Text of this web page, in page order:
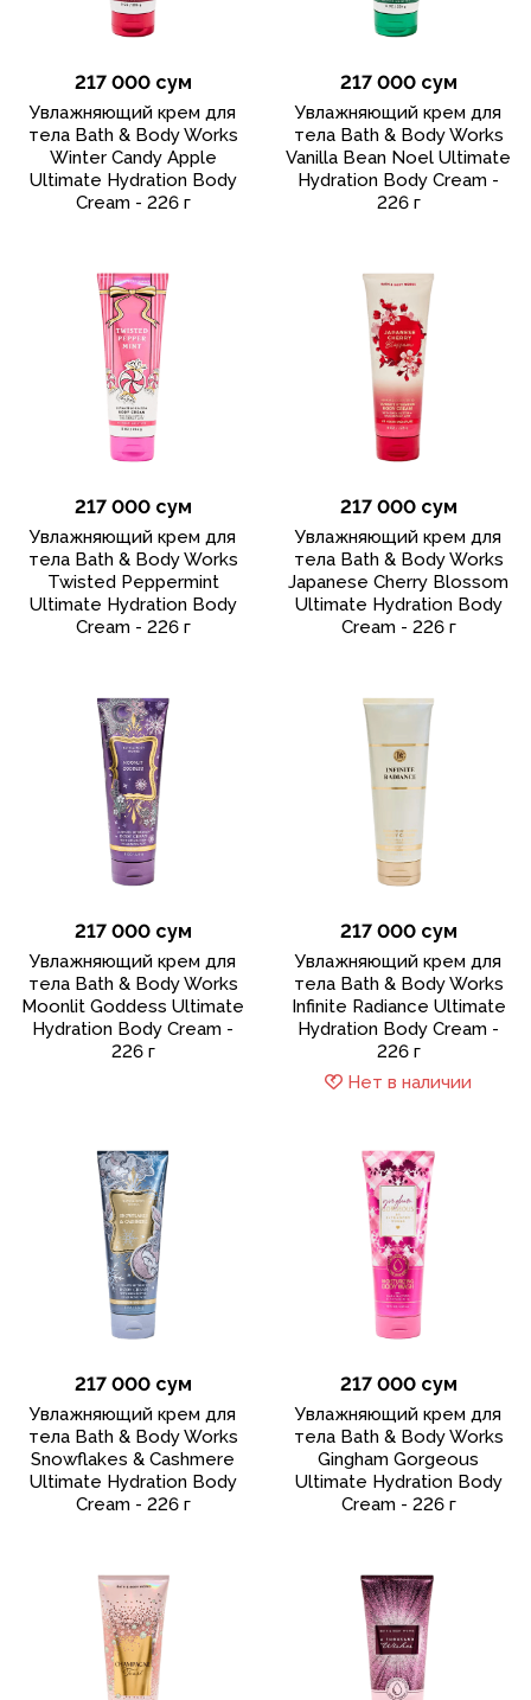
217 000 сум
Увлажняющий крем для
тела Bath & Body Works
Winter Candy Apple
Ultimate Hydration Body
Cream - 226 г
217 000 сум
Увлажняющий крем для
тела Bath & Body Works
Vanilla Bean Noel Ultimate
Hydration Body Cream -
226 г
217 000 сум
Увлажняющий крем для
тела Bath & Body Works
Twisted Peppermint
Ultimate Hydration Body
Cream - 226 г
217 000 сум
Увлажняющий крем для
тела Bath & Body Works
Japanese Cherry Blossom
Ultimate Hydration Body
Cream - 226 г
217 000 сум
Увлажняющий крем для
тела Bath & Body Works
Moonlit Goddess Ultimate
Hydration Body Cream -
226 г
217 000 сум
Увлажняющий крем для
тела Bath & Body Works
Infinite Radiance Ultimate
Hydration Body Cream -
226 г
Нет в наличии
217 000 сум
Увлажняющий крем для
тела Bath & Body Works
Snowflakes & Cashmere
Ultimate Hydration Body
Cream - 226 г
217 000 сум
Увлажняющий крем для
тела Bath & Body Works
Gingham Gorgeous
Ultimate Hydration Body
Cream - 226 г